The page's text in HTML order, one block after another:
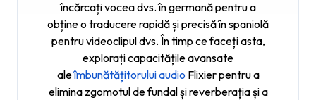
încărcați vocea dvs. în germană pentru a
obține o traducere rapidă și precisă în spaniolă
pentru videoclipul dvs. În timp ce faceți asta,
explorați capacitățile avansate
aleîmbunătățitorului audio Flixier pentru a
elimina zgomotul de fundal și reverberația și a